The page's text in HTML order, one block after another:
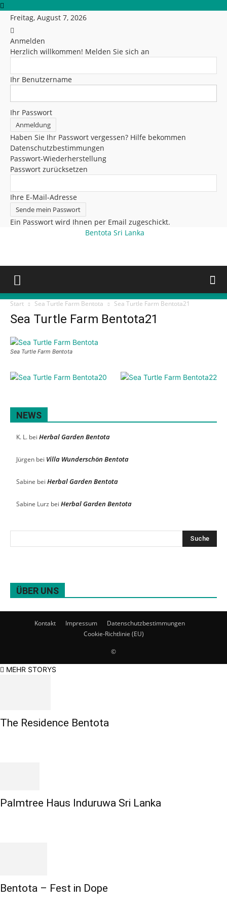
Freitag, August 7, 2026
Anmelden
Herzlich willkommen! Melden Sie sich an
Ihr Benutzername
Ihr Passwort
Haben Sie Ihr Passwort vergessen? Hilfe bekommen
Datenschutzbestimmungen
Passwort-Wiederherstellung
Passwort zurücksetzen
Ihre E-Mail-Adresse
Ein Passwort wird Ihnen per Email zugeschickt.
Bentota Sri Lanka
Start Sea Turtle Farm Bentota Sea Turtle Farm Bentota21
Sea Turtle Farm Bentota21
Sea Turtle Farm Bentota
NEWS
K. L. bei Herbal Garden Bentota
Jürgen bei Villa Wunderschön Bentota
Sabine bei Herbal Garden Bentota
Sabine Lurz bei Herbal Garden Bentota
ÜBER UNS
Kontakt Impressum
Datenschutzbestimmungen
Cookie-Richtlinie (EU)
©
MEHR STORYS
The Residence Bentota
Palmtree Haus Induruwa Sri Lanka
Bentota – Fest in Dope